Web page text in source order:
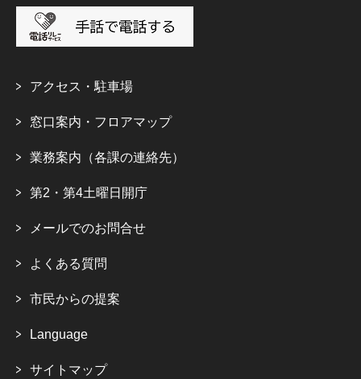
アクセス・駐車場
窓口案内・フロアマップ
業務案内（各課の連絡先）
第2・第4土曜日開庁
メールでのお問合せ
よくある質問
市民からの提案
Language
サイトマップ